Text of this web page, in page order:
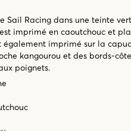
Sail Racing dans une teinte
imprimé en caoutchouc et
également imprimé sur la
kangourou et des bords-
poignets.